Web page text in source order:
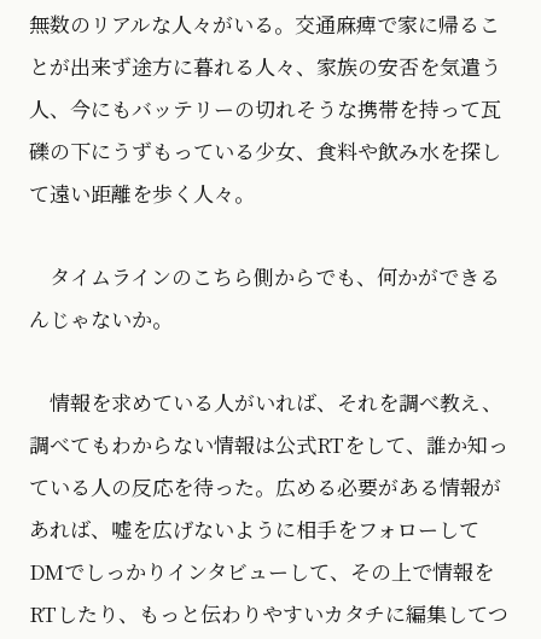
無数のリアルな人々がいる。交通麻痺で家に帰るこ
とが出来ず途方に暮れる人々、家族の安否を気遣う
人、今にもバッテリーの切れそうな携帯を持って瓦
礫の下にうずもっている少女、食料や飲み水を探し
て遠い距離を歩く人々。
タイムラインのこちら側からでも、何かができる
んじゃないか。
情報を求めている人がいれば、それを調べ教え、
調べてもわからない情報は公式RTをして、誰か知っ
ている人の反応を待った。広める必要がある情報が
あれば、嘘を広げないように相手をフォローして
DMでしっかりインタビューして、その上で情報を
RTしたり、もっと伝わりやすいカタチに編集してつ